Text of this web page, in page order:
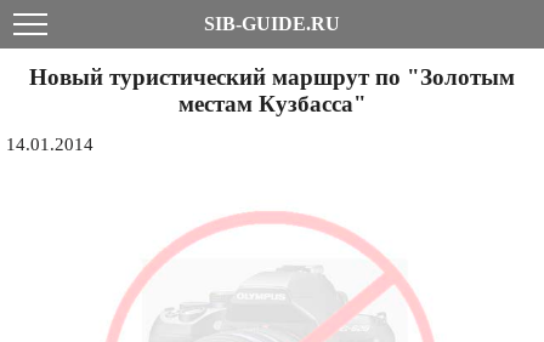
SIB-GUIDE.RU
Новый туристический маршрут по "Золотым
местам Кузбасса"
14.01.2014